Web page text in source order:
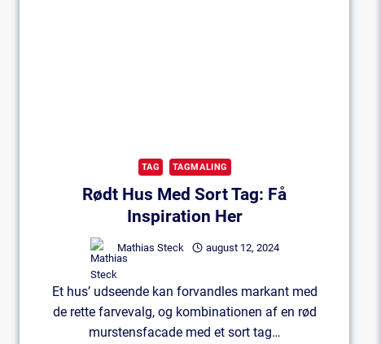
TAG TAGMALING
Rødt Hus Med Sort Tag: Få
Inspiration Her
Mathias Steck august 12, 2024
Et hus’ udseende kan forvandles markant med
de rette farvevalg, og kombinationen af en rød
murstensfacade med et sort tag…